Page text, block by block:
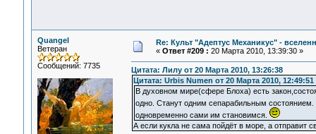
Quangel
Ветеран
Сообщений: 7735
Re: Культ "Адептус Механикус" -
« Ответ #209 : 20 Марта 2010, 13:39:30 »
Цитата: Лилу от 20 Марта 2010, 13:26:38
Цитата: Urbis Numen от 20 Марта 2010, 12:49:51
В духовном мире(сфере Блоха) есть
одно. Станут одним сепарабильным состоянием.
одновременно сами им становимся.
А если кукла не сама пойдёт в море, а отправит